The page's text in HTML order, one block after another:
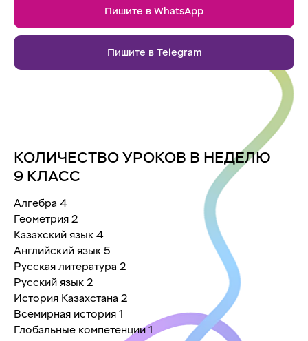
Пишите в WhatsApp
Пишите в Telegram
КОЛИЧЕСТВО УРОКОВ В НЕДЕЛЮ
9 КЛАСС
Алгебра 4
Геометрия 2
Казахский язык 4
Английский язык 5
Русская литература 2
Русский язык 2
История Казахстана 2
Всемирная история 1
Глобальные компетенции 1